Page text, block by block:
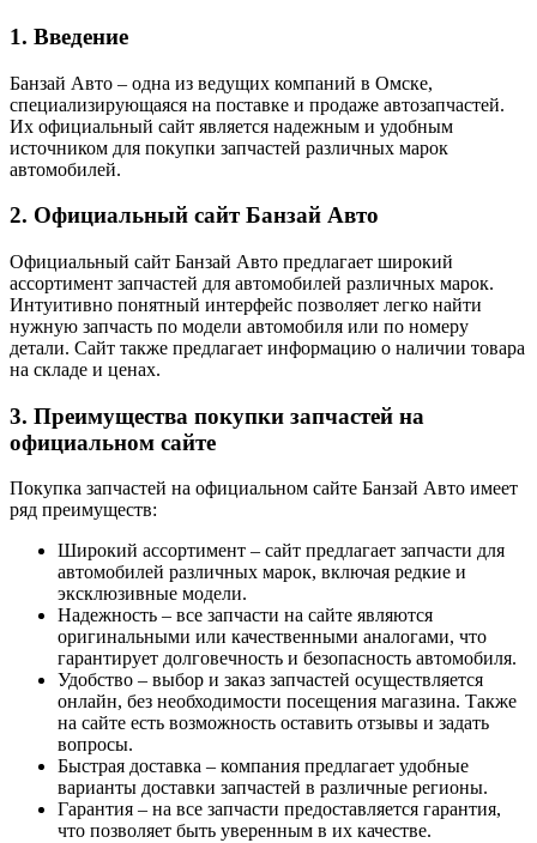
1. Введение
Банзай Авто – одна из ведущих компаний в Омске,
специализирующаяся на поставке и продаже автозапчастей.
Их официальный сайт является надежным и удобным
источником для покупки запчастей различных марок
автомобилей.
2. Официальный сайт Банзай Авто
Официальный сайт Банзай Авто предлагает широкий
ассортимент запчастей для автомобилей различных марок.
Интуитивно понятный интерфейс позволяет легко найти
нужную запчасть по модели автомобиля или по номеру
детали. Сайт также предлагает информацию о наличии товара
на складе и ценах.
3. Преимущества покупки запчастей на
официальном сайте
Покупка запчастей на официальном сайте Банзай Авто имеет
ряд преимуществ:
Широкий ассортимент – сайт предлагает запчасти для
автомобилей различных марок, включая редкие и
эксклюзивные модели.
Надежность – все запчасти на сайте являются
оригинальными или качественными аналогами, что
гарантирует долговечность и безопасность автомобиля.
Удобство – выбор и заказ запчастей осуществляется
онлайн, без необходимости посещения магазина. Также
на сайте есть возможность оставить отзывы и задать
вопросы.
Быстрая доставка – компания предлагает удобные
варианты доставки запчастей в различные регионы.
Гарантия – на все запчасти предоставляется гарантия,
что позволяет быть уверенным в их качестве.